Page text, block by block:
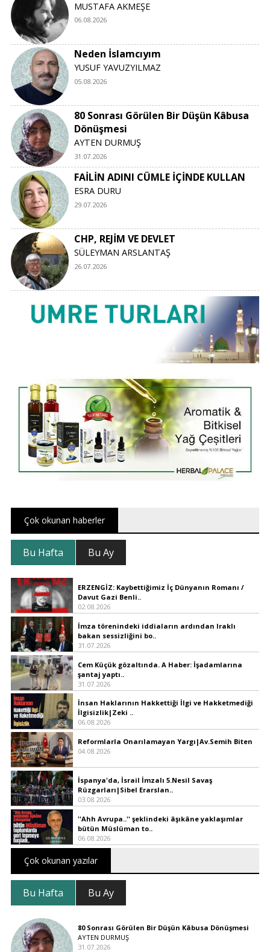
MUSTAFA AKMEŞE
06.08.2026
Neden İslamcıyım
YUSUF YAVUZYILMAZ
05.08.2026
80 Sonrası Görülen Bir Düşün Kâbusa
Dönüşmesi
AYTEN DURMUŞ
31.07.2026
FAİLİN ADINI CÜMLE İÇİNDE KULLAN
ESRA DURU
29.07.2026
CHP, REJİM VE DEVLET
SÜLEYMAN ARSLANTAŞ
26.07.2026
Çok okunan haberler
Bu Hafta Bu Ay
ERZENGİZ: Kaybettiğimiz İç Dünyanın Romanı /
Davut Gazi Benli..
02.08.2026
İmza törenindeki iddiaların ardından Iraklı
bakan sessizliğini bo..
31.07.2026
Cem Küçük gözaltında. A Haber: İşadamlarına
şantaj yaptı..
31.07.2026
İnsan Haklarının Hakkettiği İlgi ve Hakketmediği
İlgisizlik|Zeki ..
06.08.2026
Reformlarla Onarılamayan Yargı|Av.Semih Biten
04.08.2026
İspanya'da, İsrail İmzalı 5.Nesil Savaş
Rüzgarları|Sibel Erarslan..
03.08.2026
''Ahh Avrupa..'' şeklindeki âşıkâne yaklaşımlar
bütün Müslüman to..
06.08.2026
Çok okunan yazılar
Bu Hafta Bu Ay
80 Sonrası Görülen Bir Düşün Kâbusa Dönüşmesi
AYTEN DURMUŞ
31.07.2026